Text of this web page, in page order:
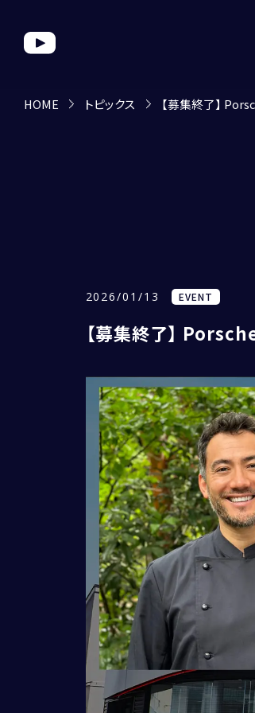
HOME トピックス 【募集終了】
2026/01/13 EVENT
【募集終了】